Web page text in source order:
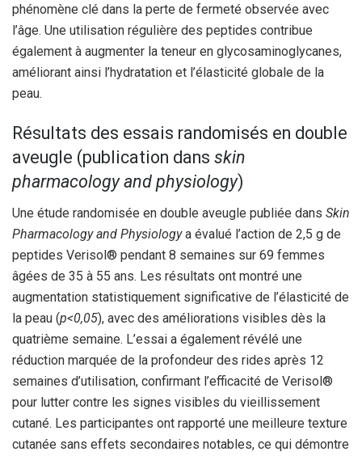
phénomène clé dans la perte de fermeté observée avec
l’âge. Une utilisation régulière des peptides contribue
également à augmenter la teneur en glycosaminoglycanes,
améliorant ainsi l’hydratation et l’élasticité globale de la
peau.
Résultats des essais randomisés en double
aveugle (publication dans skin
pharmacology and physiology)
Une étude randomisée en double aveugle publiée dans Skin
Pharmacology and Physiologya évalué l’action de 2,5 g de
peptides Verisol® pendant 8 semaines sur 69 femmes
âgées de 35 à 55 ans. Les résultats ont montré une
augmentation statistiquement significative de l’élasticité de
la peau (p<0,05), avec des améliorations visibles dès la
quatrième semaine. L’essai a également révélé une
réduction marquée de la profondeur des rides après 12
semaines d’utilisation, confirmant l’efficacité de Verisol®
pour lutter contre les signes visibles du vieillissement
cutané. Les participantes ont rapporté une meilleure texture
cutanée sans effets secondaires notables, ce qui démontre